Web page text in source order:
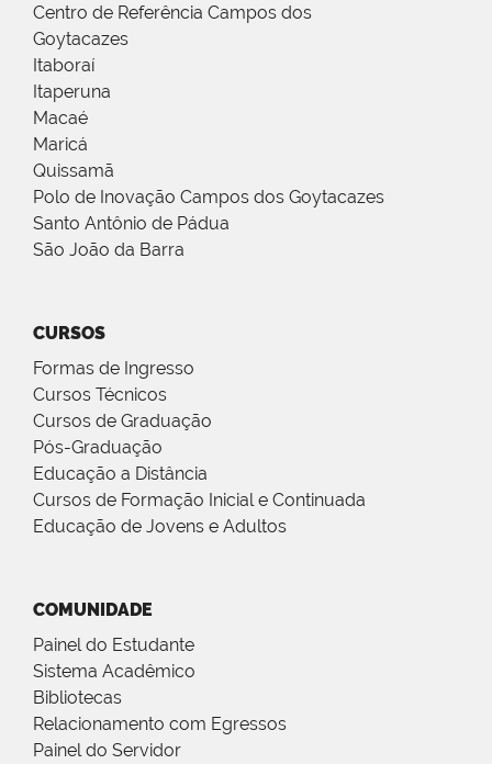
Centro de Referência Campos dos
Goytacazes
Itaboraí
Itaperuna
Macaé
Maricá
Quissamã
Polo de Inovação Campos dos Goytacazes
Santo Antônio de Pádua
São João da Barra
CURSOS
Formas de Ingresso
Cursos Técnicos
Cursos de Graduação
Pós-Graduação
Educação a Distância
Cursos de Formação Inicial e Continuada
Educação de Jovens e Adultos
COMUNIDADE
Painel do Estudante
Sistema Acadêmico
Bibliotecas
Relacionamento com Egressos
Painel do Servidor